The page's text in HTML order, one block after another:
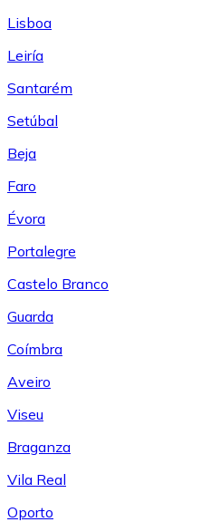
Lisboa
Leiría
Santarém
Setúbal
Beja
Faro
Évora
Portalegre
Castelo Branco
Guarda
Coímbra
Aveiro
Viseu
Braganza
Vila Real
Oporto